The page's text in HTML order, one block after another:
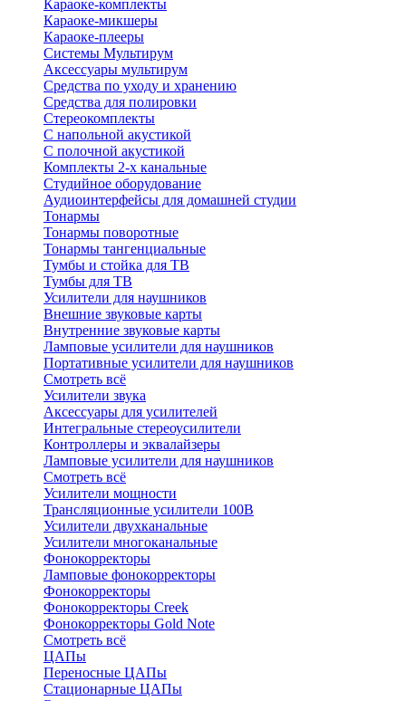
Караоке-комплекты
Караоке-микшеры
Караоке-плееры
Системы Мультирум
Аксессуары мультирум
Средства по уходу и хранению
Средства для полировки
Стереокомплекты
C напольной акустикой
C полочной акустикой
Комплекты 2-х канальные
Студийное оборудование
Аудиоинтерфейсы для домашней студии
Тонармы
Тонармы поворотные
Тонармы тангенциальные
Тумбы и стойка для ТВ
Тумбы для ТВ
Усилители для наушников
Внешние звуковые карты
Внутренние звуковые карты
Ламповые усилители для наушников
Портативные усилители для наушников
Смотреть всё
Усилители звука
Аксессуары для усилителей
Интегральные стереоусилители
Контроллеры и эквалайзеры
Ламповые усилители для наушников
Смотреть всё
Усилители мощности
Трансляционные усилители 100В
Усилители двухканальные
Усилители многоканальные
Фонокорректоры
Ламповые фонокорректоры
Фонокорректоры
Фонокорректоры Creek
Фонокорректоры Gold Note
Смотреть всё
ЦАПы
Переносные ЦАПы
Стационарные ЦАПы